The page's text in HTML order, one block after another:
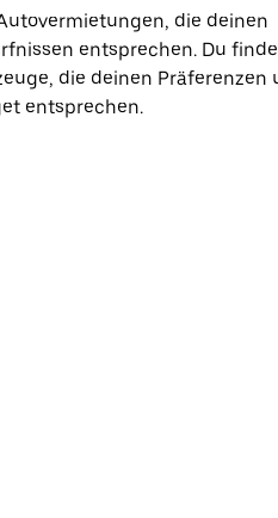
die deinen
entsprechen. Du
die deinen Präferenzen
entsprechen.